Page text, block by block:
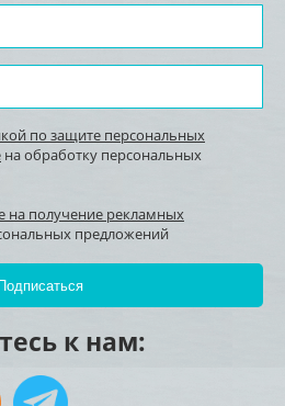
по защите персональных
на обработку персональных
на получение рекламных
предложений
к нам: